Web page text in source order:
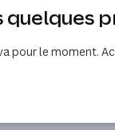
pour le moment.